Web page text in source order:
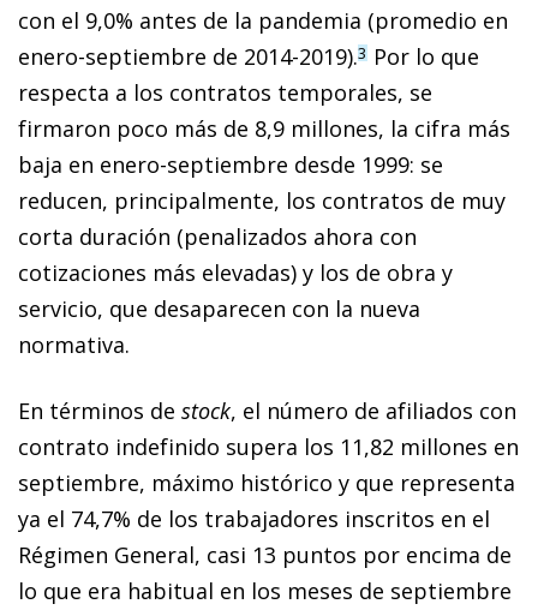
con el 9,0% antes de la pandemia (promedio en
enero-septiembre de 2014-2019).3 Por lo que
respecta a los contratos temporales, se
firmaron poco más de 8,9 millones, la cifra más
baja en enero-septiembre desde 1999: se
reducen, principalmente, los contratos de muy
corta duración (penalizados ahora con
cotizaciones más elevadas) y los de obra y
servicio, que desaparecen con la nueva
normativa.
En términos de stock, el número de afiliados con
contrato indefinido supera los 11,82 millones en
septiembre, máximo histórico y que representa
ya el 74,7% de los trabajadores inscritos en el
Régimen General, casi 13 puntos por encima de
lo que era habitual en los meses de septiembre